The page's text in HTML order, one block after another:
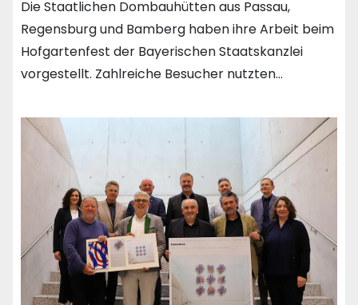
Die Staatlichen Dombauhütten aus Passau,
Regensburg und Bamberg haben ihre Arbeit beim
Hofgartenfest der Bayerischen Staatskanzlei
vorgestellt. Zahlreiche Besucher nutzten…